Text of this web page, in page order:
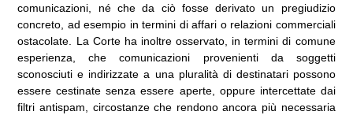
comunicazioni, né che da ciò fosse derivato un pregiudizio
concreto, ad esempio in termini di affari o relazioni commerciali
ostacolate. La Corte ha inoltre osservato, in termini di comune
esperienza, che comunicazioni provenienti da soggetti
sconosciuti e indirizzate a una pluralità di destinatari possono
essere cestinate senza essere aperte, oppure intercettate dai
filtri antispam, circostanze che rendono ancora più necessaria